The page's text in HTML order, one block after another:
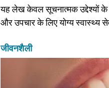
यह लेख केवल सूचनात्मक उद्देश्यों के
और उपचार के लिए योग्य स्वास्थ्य
जीवनशैली